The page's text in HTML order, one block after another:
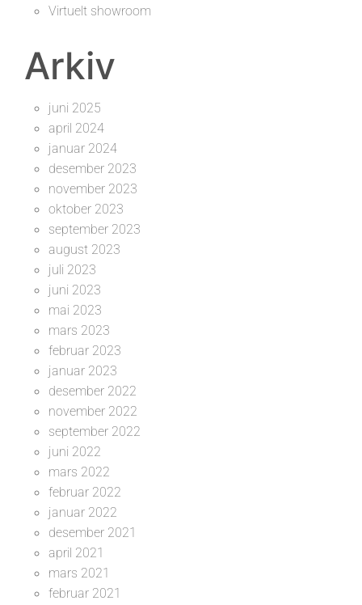
Virtuelt showroom
Arkiv
juni 2025
april 2024
januar 2024
desember 2023
november 2023
oktober 2023
september 2023
august 2023
juli 2023
juni 2023
mai 2023
mars 2023
februar 2023
januar 2023
desember 2022
november 2022
september 2022
juni 2022
mars 2022
februar 2022
januar 2022
desember 2021
april 2021
mars 2021
februar 2021